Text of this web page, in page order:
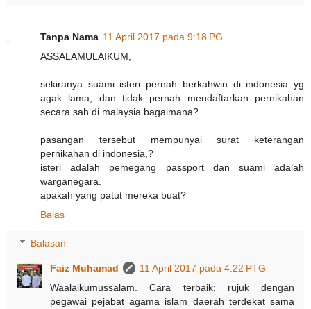
Tanpa Nama 11 April 2017 pada 9:18 PG
ASSALAMULAIKUM,
sekiranya suami isteri pernah berkahwin di indonesia yg
agak lama, dan tidak pernah mendaftarkan pernikahan
secara sah di malaysia bagaimana?
pasangan tersebut mempunyai surat keterangan
pernikahan di indonesia,?
isteri adalah pemegang passport dan suami adalah
warganegara.
apakah yang patut mereka buat?
Balas
Balasan
Faiz Muhamad
11 April 2017 pada 4:22 PTG
Waalaikumussalam. Cara terbaik; rujuk dengan
pegawai pejabat agama islam daerah terdekat sama